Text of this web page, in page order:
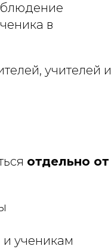
в
учителей и
отдельно от
ученикам